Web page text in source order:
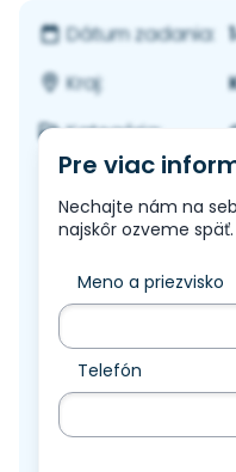
Dátum zadania:
Kraj:
Kategória:
Pre viac
Nechajte nám na
najskôr ozveme späť.
Meno a priezvisko
Telefón